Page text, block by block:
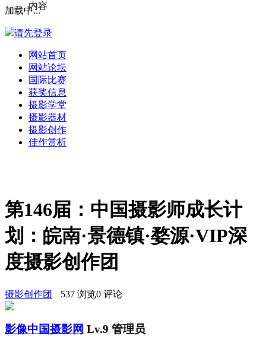
加载中...
请先登录
网站首页
网站论坛
国际比赛
获奖信息
摄影学堂
摄影器材
摄影创作
佳作赏析
内容
第146届：中国摄影师成长计
划：皖南·景德镇·婺源·VIP深
度摄影创作团
摄影创作团 537 浏览0 评论
影像中国摄影网 Lv.9 管理员